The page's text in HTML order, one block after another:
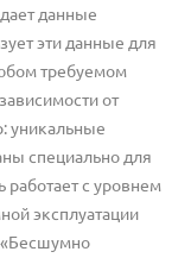
данные
эти данные для
требуемом
от
уникальные
специально для
с уровнем
эксплуатации
«Бесшумно